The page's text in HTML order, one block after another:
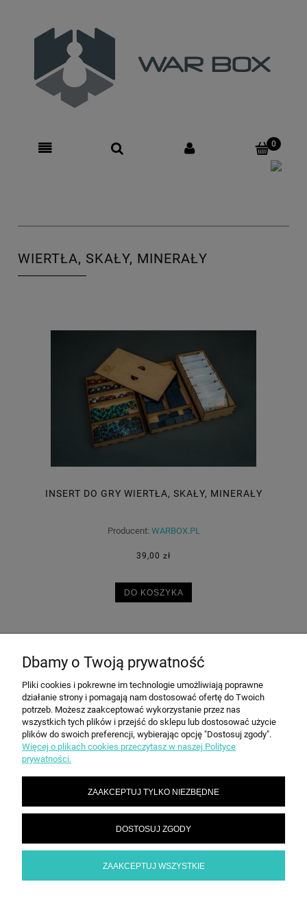
WIERTŁA, SKAŁY, MINERAŁY
INSERT DO GRY WIERTŁA, SKAŁY, MINERAŁY
Producent: WARBOX.PL
39,00 zł
DO KOSZYKA
POMOC
MOJE KONTO
PŁATNOŚCI I DOSTAWA
INFORMACJE
Dbamy o Twoją prywatność
Pliki cookies i pokrewne im technologie umożliwiają poprawne
działanie strony i pomagają nam dostosować ofertę do Twoich
potrzeb. Możesz zaakceptować wykorzystanie przez nas
wszystkich tych plików i przejść do sklepu lub dostosować użycie
plików do swoich preferencji, wybierając opcję "Dostosuj zgody".
Więcej o plikach cookies przeczytasz w naszej Polityce
prywatności.
ZAAKCEPTUJ TYLKO NIEZBĘDNE
DOSTOSUJ ZGODY
ZAAKCEPTUJ WSZYSTKIE